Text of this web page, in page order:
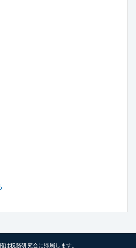
は税務研究会に帰属します。